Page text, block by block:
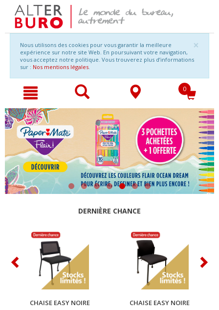
contenu
navigation
×
Nous utilisons des cookies pour vous garantir la meilleure
expérience sur notre site Web. En poursuivant votre navigation,
vous acceptez notre politique. Vous trouverez plus d’informations
sur : Nos mentions légales.
0
DERNIÈRE CHANCE
CHAISE EASY NOIRE CHAISE EASY NOIRE